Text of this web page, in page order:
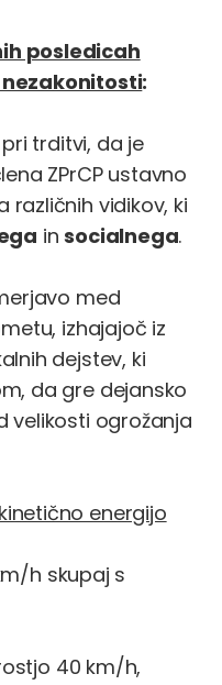
posledicah
:
trditvi, da je
ZPrCP ustavno
vidikov, ki
insocialnega.
med
izhajajoč iz
dejstev, ki
da gre dejansko
velikosti ogrožanja
energijo
h skupaj s
40 km/h,